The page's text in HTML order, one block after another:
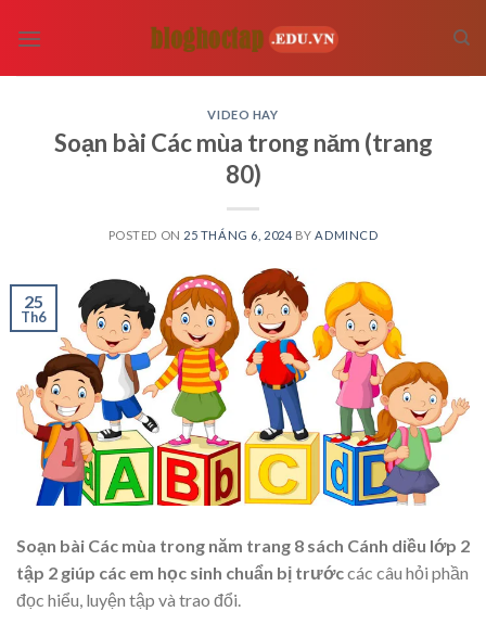
VIDEO HAY
Soạn bài Các mùa trong năm (trang
80)
POSTED ON 25 THÁNG 6, 2024 BY ADMINCD
25
Th6
Soạn bài Các mùa trong năm trang 8 sách Cánh diều lớp 2
tập 2 giúp các em học sinh chuẩn bị trướccác câu hỏi phần
đọc hiểu, luyện tập và trao đổi.